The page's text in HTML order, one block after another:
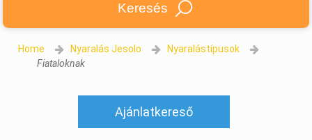
Keresés
Home Nyaralás Jesolo
Nyaralástípusok
Fiataloknak
Ajánlatkereső